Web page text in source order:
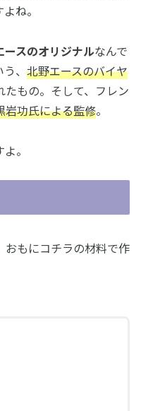
ね。
ースのオリジナルなんで
、 北野エースのバイヤ
たもの。そして、フレン
岩功氏による監修。
。
おもにコチラの材料で作